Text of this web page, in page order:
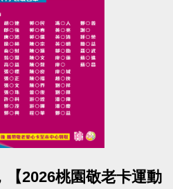
中心
【2026桃園敬老卡運動